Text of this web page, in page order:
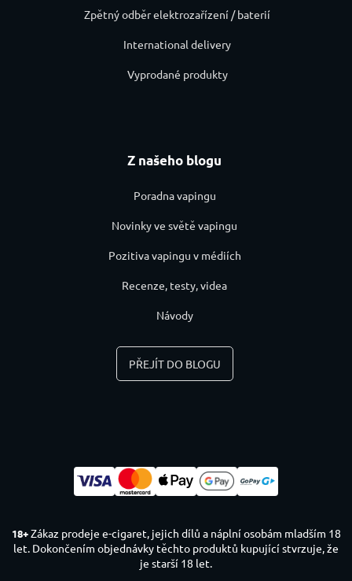
Zpětný odběr elektrozařízení / baterií
International delivery
Vyprodané produkty
Z našeho blogu
Poradna vapingu
Novinky ve světě vapingu
Pozitiva vapingu v médiích
Recenze, testy, videa
Návody
PŘEJÍT DO BLOGU
18+Zákaz prodeje e-cigaret, jejich dílů a náplní osobám mladším 18
let. Dokončením objednávky těchto produktů kupující stvrzuje, že
je starší 18 let.